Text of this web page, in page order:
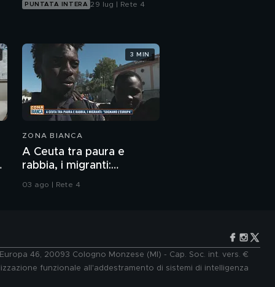
PUNTATA INTERA 29 lug | Rete 4
ZONA BIANCA
A Ceuta tra paura e
rabbia, i migranti:
"Sognamo l'Europa"
03 ago | Rete 4
3 MIN
46, 20093 Cologno Monzese (MI) - Cap. Soc. int. vers. €
funzionale all'addestramento di sistemi di intelligenza